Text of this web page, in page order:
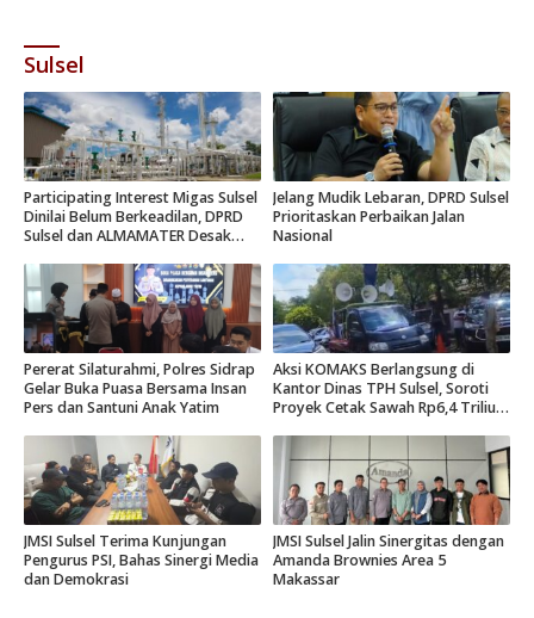
Sulsel
Participating Interest Migas Sulsel
Dinilai Belum Berkeadilan, DPRD
Sulsel dan ALMAMATER Desak
Jelang Mudik Lebaran, DPRD Sulsel
Prioritaskan Perbaikan Jalan
Nasional
Pererat Silaturahmi, Polres Sidrap
Gelar Buka Puasa Bersama Insan
Pers dan Santuni Anak Yatim
Aksi KOMAKS Berlangsung di
Kantor Dinas TPH Sulsel, Soroti
Proyek Cetak Sawah Rp6,4 Triliun
JMSI Sulsel Terima Kunjungan
Pengurus PSI, Bahas Sinergi Media
dan Demokrasi
JMSI Sulsel Jalin Sinergitas dengan
Amanda Brownies Area 5
Makassar